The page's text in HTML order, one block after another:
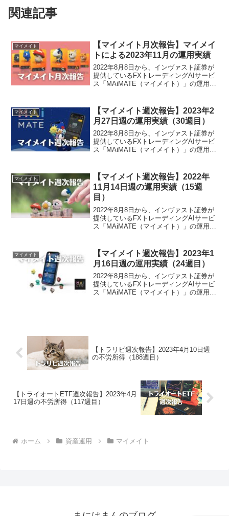
関連記事
マイメイト
【マイメイト月次報告】マイメイ
トによる2023年11月の運用実績
2022年8月8日から、インヴァスト証券が
提供しているFXトレーディングAIサービ
ス「MAiMATE（マイメイト）」の運用を
トによる2023年11月の運用実績は、...
マイメイト
【マイメイト週次報告】2023年2
月27日週の運用実績（30週目）
2022年8月8日から、インヴァスト証券が
提供しているFXトレーディングAIサービ
ス「MAiMATE（マイメイト）」の運用を
ざいました。マイメイト運用実績...
マイメイト
【マイメイト週次報告】2022年
11月14日週の運用実績（15週
目）
2022年8月8日から、インヴァスト証券が
提供しているFXトレーディングAIサービ
ス「MAiMATE（マイメイト）」の運用を
ざいました。マイメイト運用実...
マイメイト
【マイメイト週次報告】2023年1
月16日週の運用実績（24週目）
2022年8月8日から、インヴァスト証券が
提供しているFXトレーディングAIサービ
ス「MAiMATE（マイメイト）」の運用を
【トラリピ週次報告】2023年4月10日週
の不労所得（188週目）
【トライオートETF週次報告】2023年4月
17日週の不労所得（117週目）
ホーム 資産運用 マイメイト